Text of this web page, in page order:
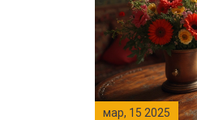
мар, 15 2025